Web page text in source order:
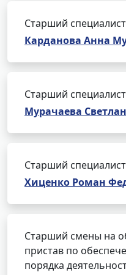
Старший
Карданова Анна
Старший
Мурачаева
Старший
Хиценко Роман
Старший смены на
пристав по
порядка